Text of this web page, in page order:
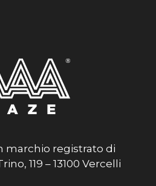
marchio registrato di
119 – 13100 Vercelli